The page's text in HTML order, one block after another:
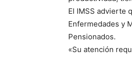
El IMSS advierte
Enfermedades y
Pensionados.
«Su atención